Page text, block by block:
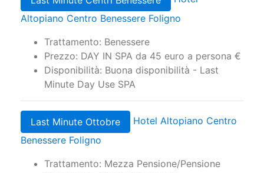
Last Minute Centri Benessere
Hotel
Altopiano Centro Benessere Foligno
Trattamento: Benessere
Prezzo: DAY IN SPA da 45 euro a persona €
Minute Day Use SPA
Last Minute Ottobre
Benessere Foligno